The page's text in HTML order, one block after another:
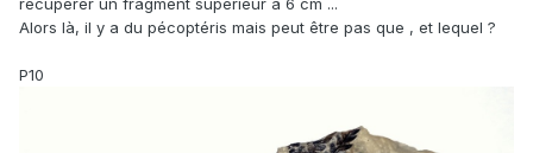
Alors là, il y a du pécoptéris mais peut être pas que , et lequel ?
P10